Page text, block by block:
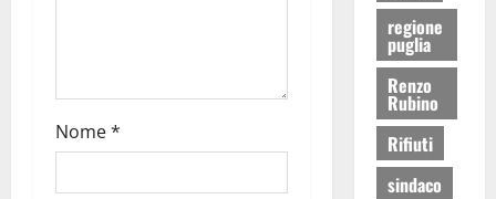
Nome*
regione
puglia
Renzo
Rubino
Rifiuti
sindaco